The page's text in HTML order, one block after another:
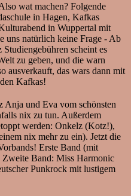
wat machen? Folgende
in Hagen, Kafkas
in Wuppertal mit
uns natürlich keine Frage - Ab
scheint es
zu geben, und die warn
ausverkauft, das wars dann mit
Kafkas!
und Eva vom schönsten
nix zu tun. Außerdem
werden: Onkelz (Kotz!),
nix mehr zu ein). Jetzt die
Erste Band (mit
Band: Miss Harmonic
Punkrock mit lustigem